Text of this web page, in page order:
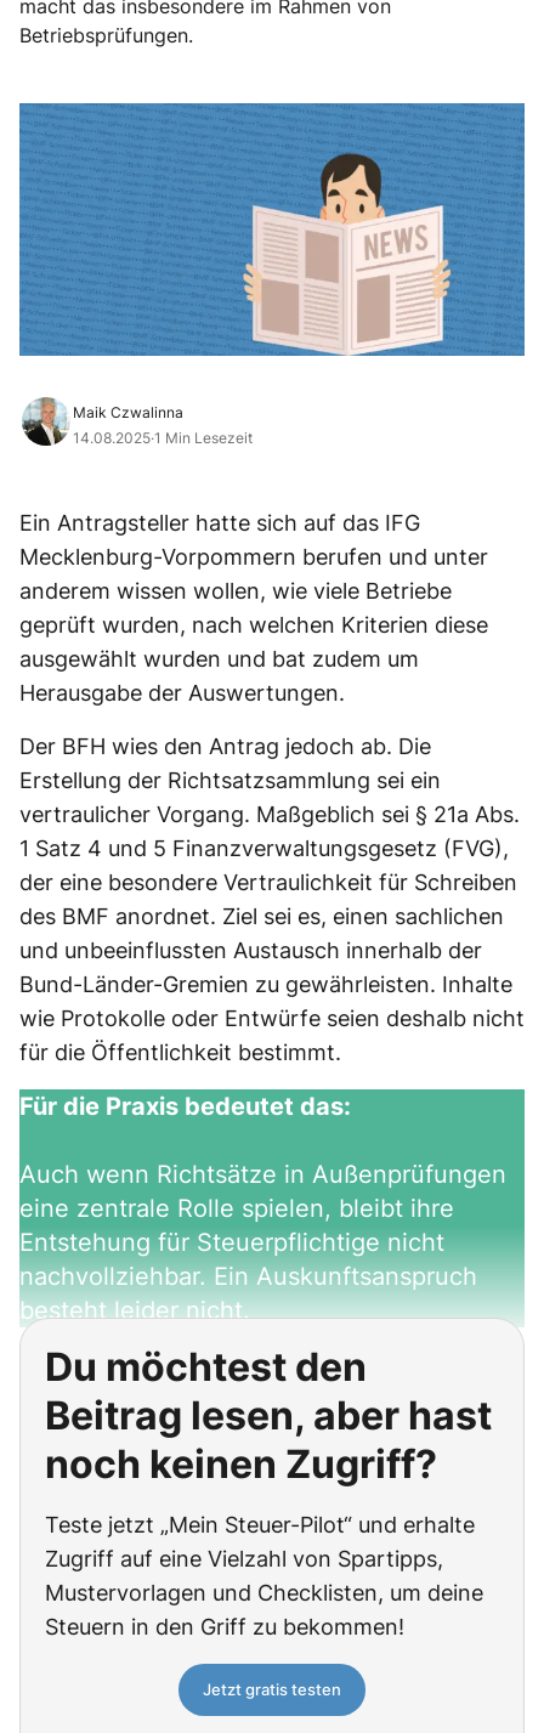
macht das insbesondere im Rahmen von
Betriebsprüfungen.
Maik Czwalinna
14.08.2025·1 Min Lesezeit
Ein Antragsteller hatte sich auf das IFG
Mecklenburg-Vorpommern berufen und unter
anderem wissen wollen, wie viele Betriebe
geprüft wurden, nach welchen Kriterien diese
ausgewählt wurden und bat zudem um
Herausgabe der Auswertungen.
Der BFH wies den Antrag jedoch ab. Die
Erstellung der Richtsatzsammlung sei ein
vertraulicher Vorgang. Maßgeblich sei § 21a Abs.
1 Satz 4 und 5 Finanzverwaltungsgesetz (FVG),
der eine besondere Vertraulichkeit für Schreiben
des BMF anordnet. Ziel sei es, einen sachlichen
und unbeeinflussten Austausch innerhalb der
Bund-Länder-Gremien zu gewährleisten. Inhalte
wie Protokolle oder Entwürfe seien deshalb nicht
für die Öffentlichkeit bestimmt.
Für die Praxis bedeutet das:
Auch wenn Richtsätze in Außenprüfungen
eine zentrale Rolle spielen, bleibt ihre
Entstehung für Steuerpflichtige nicht
nachvollziehbar. Ein Auskunftsanspruch
besteht leider nicht.
Du möchtest den
Beitrag lesen, aber hast
noch keinen Zugriff?
Teste jetzt „Mein Steuer-Pilot“ und erhalte
Zugriff auf eine Vielzahl von Spartipps,
Mustervorlagen und Checklisten, um deine
Steuern in den Griff zu bekommen!
Jetzt gratis testen